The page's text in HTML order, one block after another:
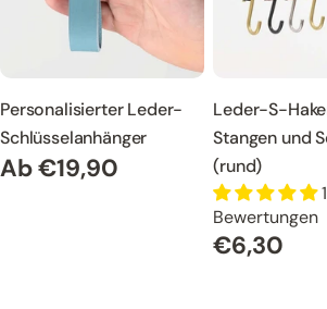
Personalisierter Leder-
Schlüsselanhänger
Regulärer
Ab €19,90
Leder-S-
Stangen und
(rund)
Bewertungen
Regulärer
€6,30